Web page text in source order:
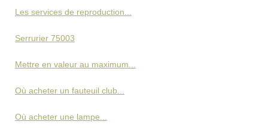
Les services de reproduction...
Serrurier 75003
Mettre en valeur au maximum...
Où acheter un fauteuil club...
Où acheter une lampe...